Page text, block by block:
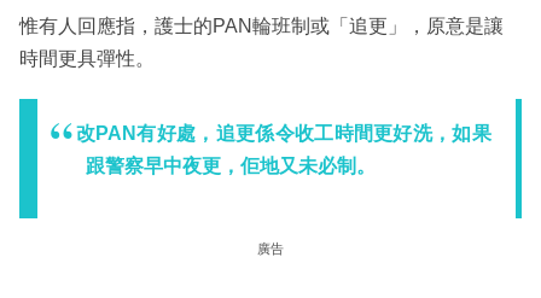
惟有人回應指，護士的PAN輪班制或「追更」，原意是讓
時間更具彈性。
改PAN有好處，追更係令收工時間更好洗，如果
跟警察早中夜更，佢地又未必制。
廣告